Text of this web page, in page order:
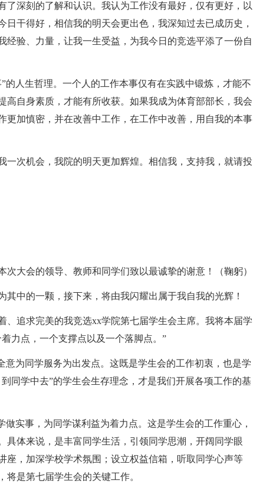
了深刻的了解和认识。我认为工作没有最好，仅有更好，以
干得好，相信我的明天会更出色，我深知过去已成历史，
经验、力量，让我一生受益，为我今日的竞选平添了一份自
的人生哲理。一个人的工作本事仅有在实践中锻炼，才能不
高自身素质，才能有所收获。如果我成为体育部部长，我会
更加慎密，并在改善中工作，在工作中改善，用自我的本事
一次机会，我院的明天更加辉煌。相信我，支持我，就请投
大会的领导、教师和同学们致以最诚挚的谢意！（鞠躬）
中的一颗，接下来，将由我闪耀出属于我自我的光辉！
、追求完美的我竞选xx学院第七届学生会主席。我将本届学
力点，一个支撑点以及一个落脚点。”
意为同学服务为出发点。这既是学生会的工作初衷，也是学
同学中去”的学生会生存理念，才是我们开展各项工作的基
做实事，为同学谋利益为着力点。这是学生会的工作重心，
具体来说，是丰富同学生活，引领同学思潮，开阔同学眼
座，加深学校学术氛围；设立权益信箱，听取同学心声等
是第七届学生会的关键工作。